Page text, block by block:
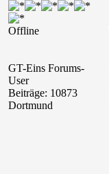
Offline
GT-Eins Forums-
User
Beiträge: 10873
Dortmund